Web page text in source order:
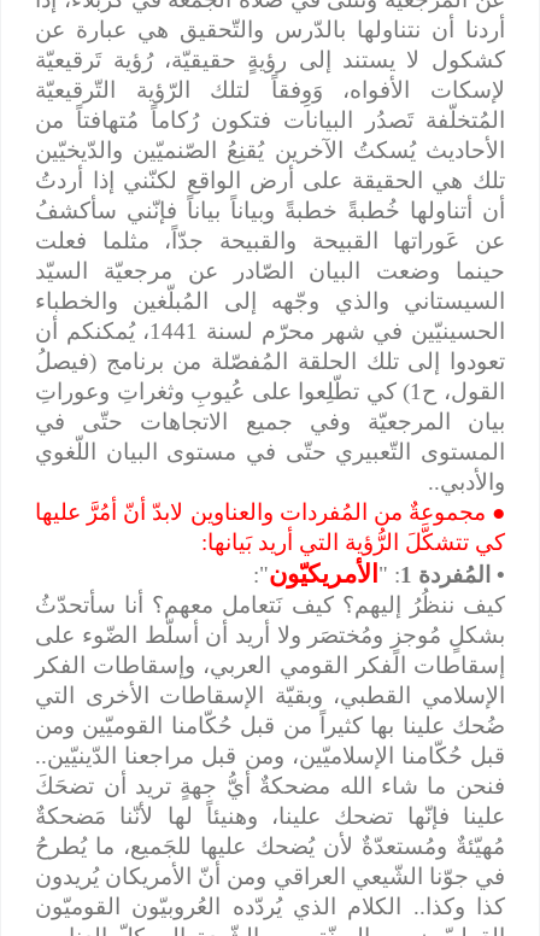
أردنا أن نتناولها بالدّرس والتّحقيق هي عبارة عن
كشكول لا يستند إلى رؤيةٍ حقيقيّة، رُؤية تَرقيعيّة
لإسكات الأفواه، وَوِفقاً لتلك الرّؤية التّرقيعيّة
المُتخلّفة تَصدُر البيانات فتكون رُكاماً مُتهافتاً من
الأحاديث يُسكتُ الآخرين يُقنِعُ الصّنميّين والدّيخيّين
تلك هي الحقيقة على أرض الواقع لكنّني إذا أردتُ
أن أتناولها خُطبةً خطبةً وبياناً بياناً فإنّني سأكشفُ
عن عَوراتها القبيحة والقبيحة جدّاً، مثلما فعلت
حينما وضعت البيان الصّادر عن مرجعيّة السيّد
السيستاني والذي وجّهه إلى المُبلّغين والخطباء
الحسينيّين في شهر محرّم لسنة 1441، يُمكنكم أن
تعودوا إلى تلك الحلقة المُفصّلة من برنامج (فيصلُ
القول، ح1) كي تطّلِعوا على عُيوبِ وثغراتِ وعوراتِ
بيان المرجعيّة وفي جميع الاتجاهات حتّى في
المستوى التّعبيري حتّى في مستوى البيان اللّغوي
والأدبي..
●مجموعةٌ من المُفردات والعناوين لابدّ أنّ أمُرَّ عليها
كي تتشكَّلَ الرُّؤية التي أريد بَيانها:
• المُفردة 1 : "الأمريكيّون":
كيف ننظُرُ إليهم؟ كيف نَتعامل معهم؟ أنا سأتحدّثُ
بشكلٍ مُوجزٍ ومُختصَر ولا أريد أن أسلّط الضّوء على
إسقاطات الفكر القومي العربي، وإسقاطات الفكر
الإسلامي القطبي، وبقيّة الإسقاطات الأخرى التي
ضُحك علينا بها كثيراً من قبل حُكّامنا القوميّين ومن
قبل حُكّامنا الإسلاميّين، ومن قبل مراجعنا الدّينيّين..
فنحن ما شاء الله مضحكةٌ أيُّ جهةٍ تريد أن تضحَكَ
علينا فإنّها تضحك علينا، وهنيئاً لها لأنّنا مَضحكةٌ
مُهيّئةٌ ومُستعدّةٌ لأن يُضحك عليها للجَميع، ما يُطرحُ
في جوّنا الشّيعي العراقي ومن أنّ الأمريكان يُريدون
كذا وكذا.. الكلام الذي يُردّده العُروبيّون القوميّون